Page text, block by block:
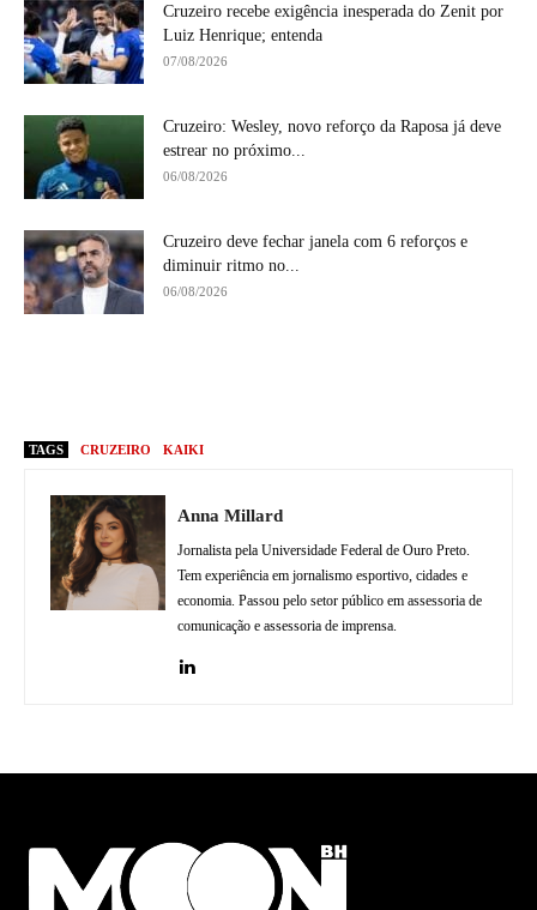
Cruzeiro recebe exigência inesperada do Zenit por
Luiz Henrique; entenda
07/08/2026
Cruzeiro: Wesley, novo reforço da Raposa já deve
estrear no próximo...
06/08/2026
Cruzeiro deve fechar janela com 6 reforços e
diminuir ritmo no...
06/08/2026
TAGS CRUZEIRO KAIKI
Anna Millard
Jornalista pela Universidade Federal de Ouro Preto.
Tem experiência em jornalismo esportivo, cidades e
economia. Passou pelo setor público em assessoria de
comunicação e assessoria de imprensa.